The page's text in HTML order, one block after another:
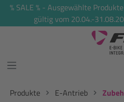
springen
% SALE % - Ausgewählte
gültig vom 20.04.-
Produkte E-Antrieb